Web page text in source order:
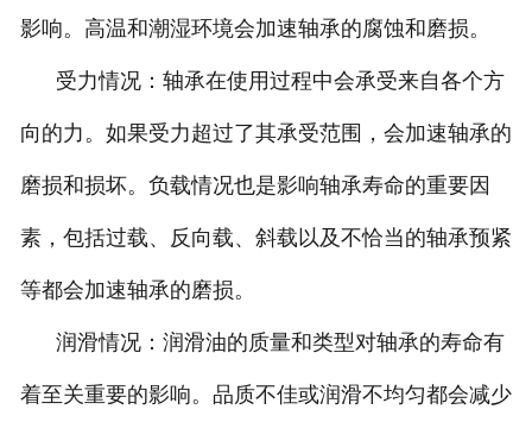
影响。高温和潮湿环境会加速轴承的腐蚀和磨损。
受力情况：轴承在使用过程中会承受来自各个方
向的力。如果受力超过了其承受范围，会加速轴承的
磨损和损坏。负载情况也是影响轴承寿命的重要因
素，包括过载、反向载、斜载以及不恰当的轴承预紧
等都会加速轴承的磨损。
润滑情况：润滑油的质量和类型对轴承的寿命有
着至关重要的影响。品质不佳或润滑不均匀都会减少